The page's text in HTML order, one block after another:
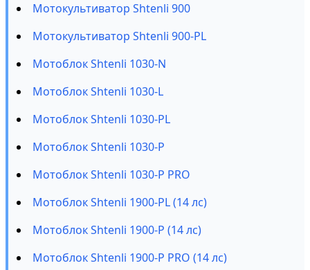
Мотокультиватор Shtenli 900
Мотокультиватор Shtenli 900-PL
Мотоблок Shtenli 1030-N
Мотоблок Shtenli 1030-L
Мотоблок Shtenli 1030-PL
Мотоблок Shtenli 1030-P
Мотоблок Shtenli 1030-P PRO
Мотоблок Shtenli 1900-PL (14 лс)
Мотоблок Shtenli 1900-P (14 лс)
Мотоблок Shtenli 1900-P PRO (14 лс)